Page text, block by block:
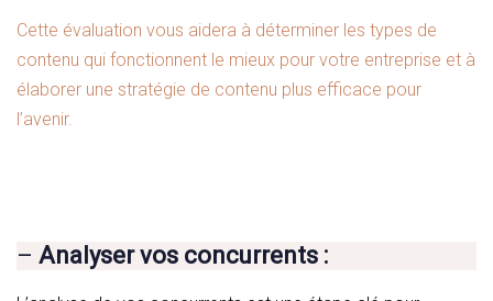
Cette évaluation vous aidera à déterminer les types de
contenu qui fonctionnent le mieux pour votre entreprise et à
élaborer une stratégie de contenu plus efficace pour
l’avenir.
– Analyser vos concurrents :